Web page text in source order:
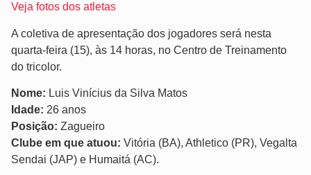
Veja fotos dos atletas
A coletiva de apresentação dos jogadores será nesta
quarta-feira (15), às 14 horas, no Centro de Treinamento
do tricolor.
Nome: Luis Vinícius da Silva Matos
Idade: 26 anos
Posição: Zagueiro
Clube em que atuou: Vitória (BA), Athletico (PR), Vegalta
Sendai (JAP) e Humaitá (AC).